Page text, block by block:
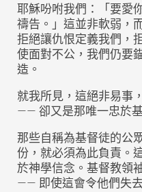
耶穌吩咐我們：「要愛
禱告。」這並非軟弱，
拒絕讓仇恨定義我們，
使面對不公，我們仍要
造。
就我所見，這絕非易事
—— 卻又是那唯一忠於
那些自稱為基督徒的公
份，就必須為此負責。
於神學信念。基督教領
—— 即使這會令他們失